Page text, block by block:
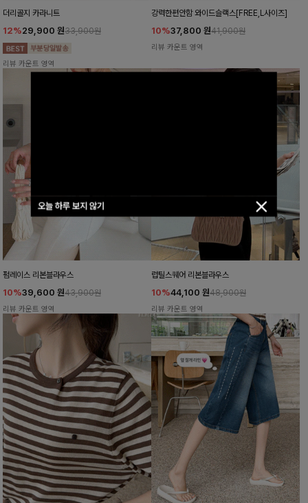
오늘 하루 보지 않기
더리골지 카라니트
12%29,900 원33,900원
리뷰 카운트 영역
강력한편안함 와이드슬랙스[FREE,L사이즈]
10%37,800 원41,900원
리뷰 카운트 영역
펌레이스 리본블라우스
10%39,600 원43,900원
리뷰 카운트 영역
럽틸스퀘어 리본블라우스
10%44,100 원48,900원
리뷰 카운트 영역